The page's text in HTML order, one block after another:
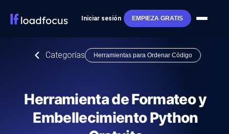
Iniciar sesión EMPIEZA GRATIS
Categorías Herramientas para Ordenar Código
Herramienta de Formateo y
Embellecimiento Python